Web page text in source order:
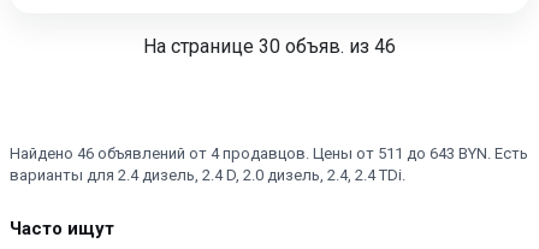
На странице 30 объяв. из 46
Найдено 46 объявлений от 4 продавцов. Цены от 511 до 643 BYN. Есть
варианты для 2.4 дизель, 2.4 D, 2.0 дизель, 2.4, 2.4 TDi.
Часто ищут